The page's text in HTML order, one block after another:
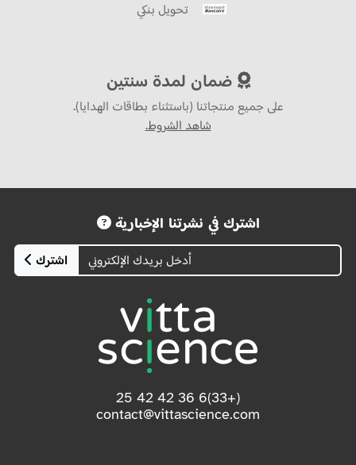
تحويل بنكي
ضمان لمدة سنتين
على جميع منتجاتنا (باستثناء بطاقات الهدايا).
شاهد الشروط.
اشترك في نشرتنا الإخبارية
اشترك
(+33)6 36 42 42 25
contact@vittascience.com